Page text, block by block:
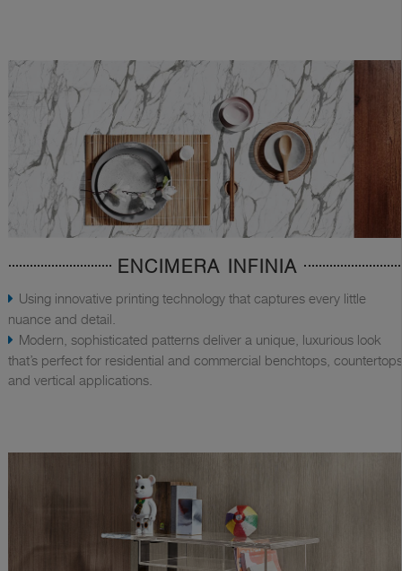
ENCIMERA INFINIA
Using innovative printing technology that captures every little
nuance and detail.
Modern, sophisticated patterns deliver a unique, luxurious look
that’s perfect for residential and commercial benchtops,
and vertical applications.